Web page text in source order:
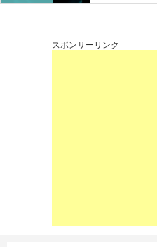
スポンサーリンク